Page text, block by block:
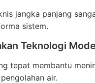
jangka panjang
sistem.
Teknologi
tepat membantu
air.